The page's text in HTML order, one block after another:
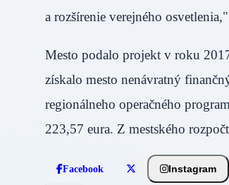
a rozšírenie verejného
Mesto podalo projekt v roku
získalo mesto nenávratný
regionálneho operačného
223,57 eura. Z mestského
Facebook Instagram